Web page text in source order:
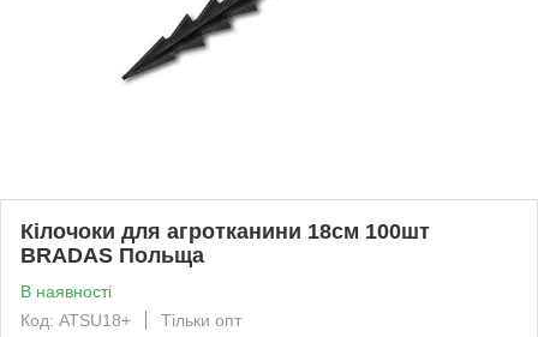
Кілочоки для агротканини 18см 100шт
BRADAS Польща
В наявності
Код: ATSU18+
Тільки опт